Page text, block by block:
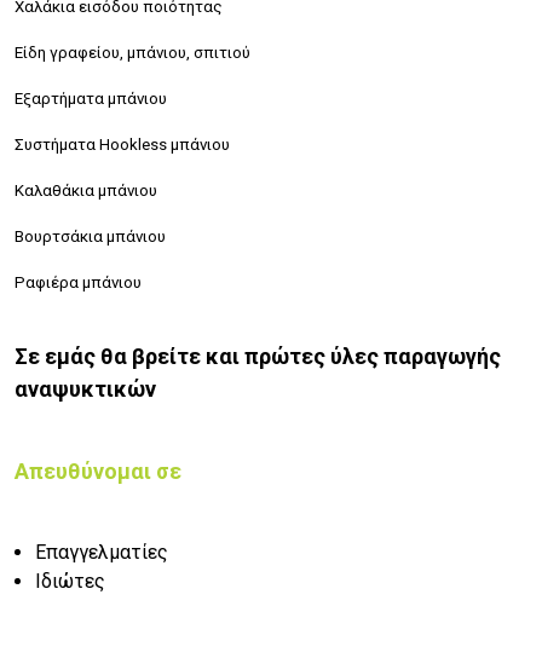
Χαλάκια εισόδου ποιότητας
Είδη γραφείου, μπάνιου, σπιτιού
Εξαρτήματα μπάνιου
Συστήματα Hookless μπάνιου
Καλαθάκια μπάνιου
Βουρτσάκια μπάνιου
Ραφιέρα μπάνιου
Σε εμάς θα βρείτε και πρώτες ύλες παραγωγής
αναψυκτικών
Απευθύνομαι σε
Επαγγελματίες
Ιδιώτες